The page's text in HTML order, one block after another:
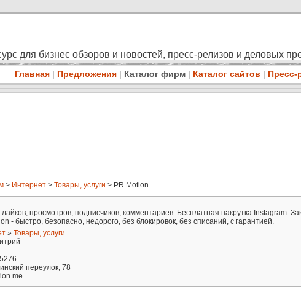
для бизнес обзоров и новостей, пресс-релизов и деловых
Главная | Предложения | Каталог фирм | Каталог сайтов | Пресс-
> Интернет > Товары, услуги > PR Motion
просмотров, подписчиков, комментариев. Бесплатная накрутка Instagram.
- быстро, безопасно, недорого, без блокировок, без списаний, с гарантией.
» Товары, услуги
переулок, 78